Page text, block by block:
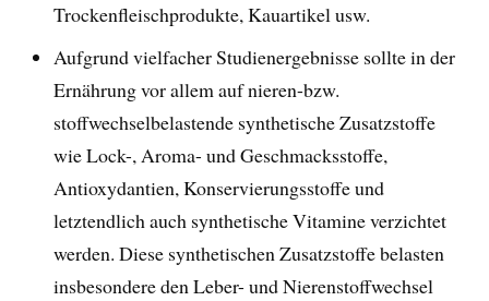
Trockenfleischprodukte, Kauartikel usw.
Aufgrund vielfacher Studienergebnisse sollte in der
Ernährung vor allem auf nieren-bzw.
stoffwechselbelastende synthetische Zusatzstoffe
wie Lock-, Aroma- und Geschmacksstoffe,
Antioxydantien, Konservierungsstoffe und
letztendlich auch synthetische Vitamine verzichtet
werden. Diese synthetischen Zusatzstoffe belasten
insbesondere den Leber- und Nierenstoffwechsel